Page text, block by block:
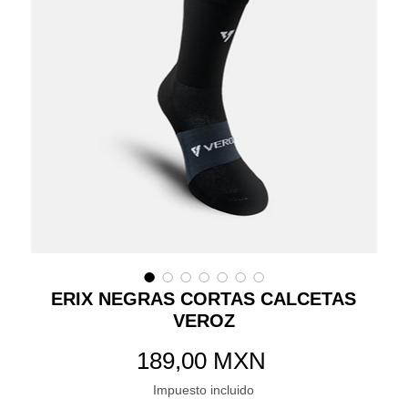
ERIX NEGRAS CORTAS CALCETAS
VEROZ
189,00 MXN
Impuesto incluido